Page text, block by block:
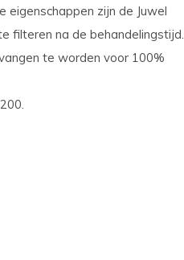
eigenschappen zijn de Juwel
filteren na de behandelingstijd.
te worden voor 100%